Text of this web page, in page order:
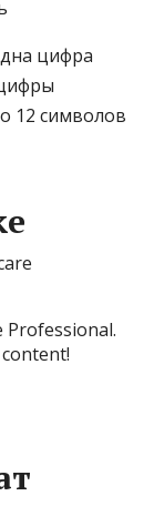
цифра
12 символов
Professional.